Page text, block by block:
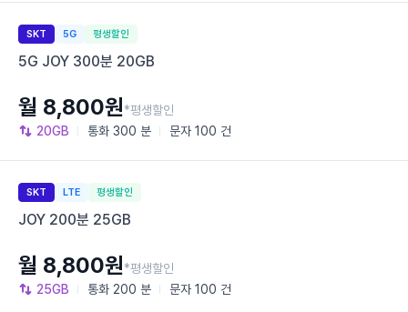
SKT 5G 평생할인
5G JOY 300분 20GB
20GB 통화 300 분 문자 100 건
월 8,800원*평생할인
SKT LTE 평생할인
JOY 200분 25GB
25GB 통화 200 분 문자 100 건
월 8,800원*평생할인